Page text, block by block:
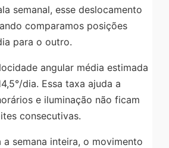
semanal, esse deslocamento
comparamos posições
para o outro.
angular média estimada
dia. Essa taxa ajuda a
e iluminação não ficam
consecutivas.
a semana inteira, o movimento